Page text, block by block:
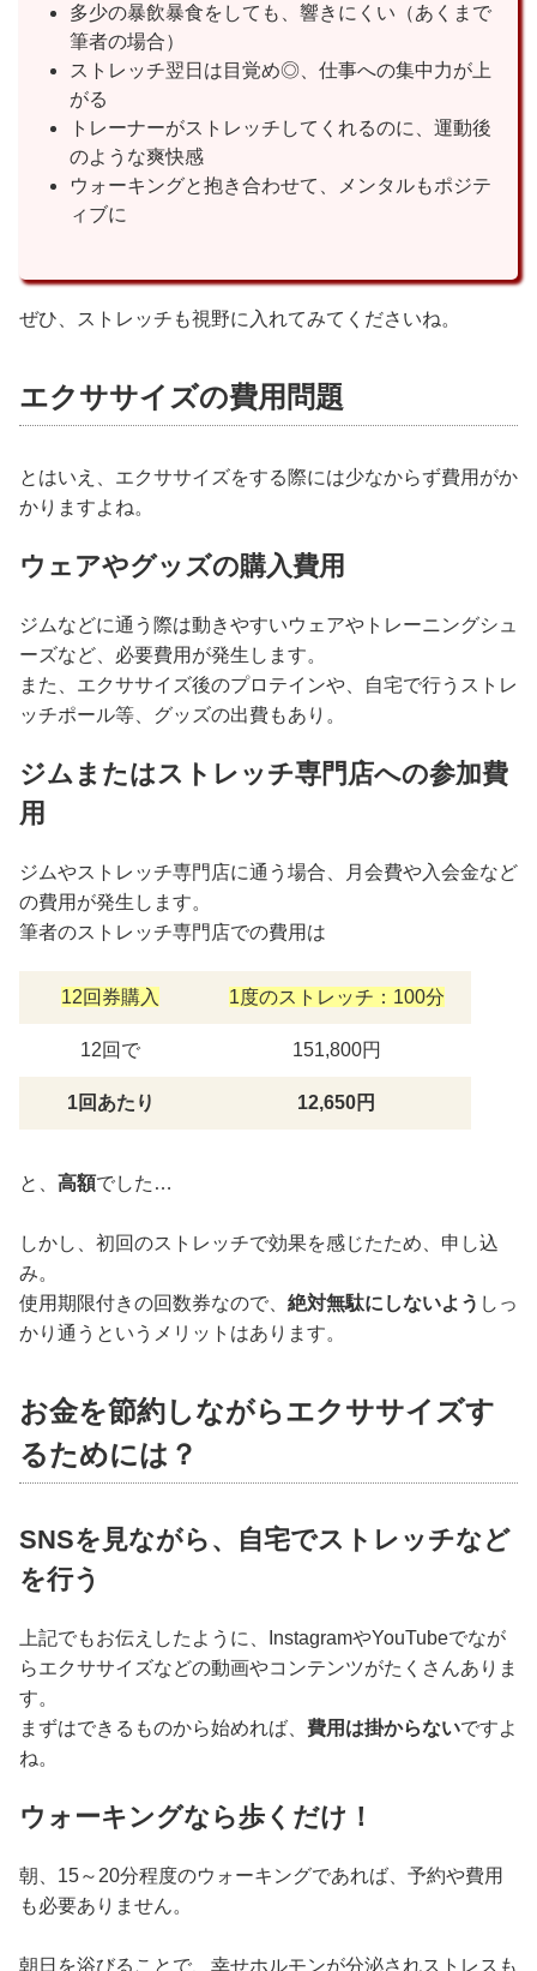
多少の暴飲暴食をしても、響きにくい（あくまで
筆者の場合）
ストレッチ翌日は目覚め◎、仕事への集中力が上
がる
トレーナーがストレッチしてくれるのに、運動後
のような爽快感
ウォーキングと抱き合わせて、メンタルもポジテ
ィブに
ぜひ、ストレッチも視野に入れてみてくださいね。
エクササイズの費用問題
とはいえ、エクササイズをする際には少なからず費用がか
かりますよね。
ウェアやグッズの購入費用
ジムなどに通う際は動きやすいウェアやトレーニングシュ
ーズなど、必要費用が発生します。
また、エクササイズ後のプロテインや、自宅で行うストレ
ッチポール等、グッズの出費もあり。
ジムまたはストレッチ専門店への参加費
用
ジムやストレッチ専門店に通う場合、月会費や入会金など
の費用が発生します。
筆者のストレッチ専門店での費用は
12回券購入 1度のストレッチ：100分
12回で 151,800円
1回あたり 12,650円
と、 高額でした…
しかし、初回のストレッチで効果を感じたため、申し込
み。
使用期限付きの回数券なので、 絶対無駄にしないよう しっ
かり通うというメリットはあります。
お金を節約しながらエクササイズす
るためには？
SNSを見ながら、自宅でストレッチなど
を行う
上記でもお伝えしたように、InstagramやYouTubeでなが
らエクササイズなどの動画やコンテンツがたくさんありま
す。
まずはできるものから始めれば、 費用は掛からないですよ
ね。
ウォーキングなら歩くだけ！
朝、15～20分程度のウォーキングであれば、予約や費用
も必要ありません。
朝日を浴びることで、幸せホルモンが分泌されストレスも